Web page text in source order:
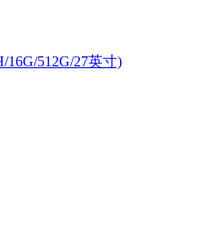
16G/512G/27英寸)